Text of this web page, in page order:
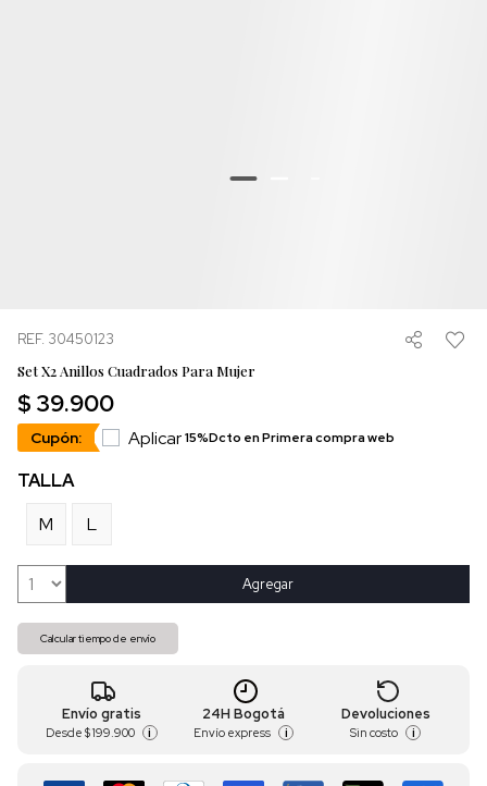
REF. 30450123
Set X2 Anillos Cuadrados Para Mujer
$ 39.900
Cupón: Aplicar15%Dcto en Primera compra web
TALLA
M
L
Agregar
Calcular tiempo de envío
Envío gratis
Desde $ 199.900 i
24H Bogotá
Envío express i
Devoluciones
Sin costo i